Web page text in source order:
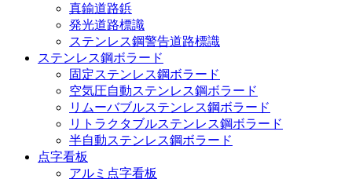
真鍮道路鋲
発光道路標識
ステンレス鋼警告道路標識
ステンレス鋼ボラード
固定ステンレス鋼ボラード
空気圧自動ステンレス鋼ボラード
リムーバブルステンレス鋼ボラード
リトラクタブルステンレス鋼ボラード
半自動ステンレス鋼ボラード
点字看板
アルミ点字看板